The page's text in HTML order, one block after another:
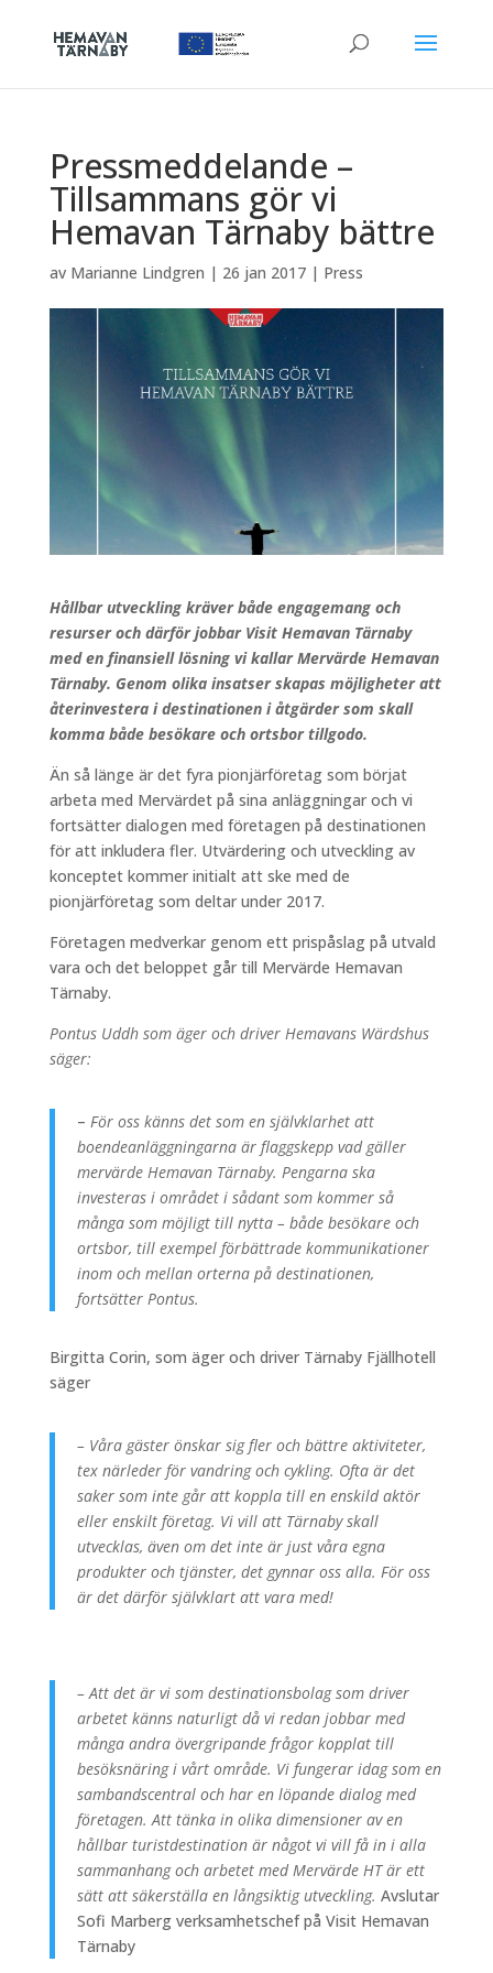
Pressmeddelande –
Tillsammans gör vi
Hemavan Tärnaby bättre
av Marianne Lindgren | 26 jan 2017| Press
Hållbar utveckling kräver både engagemang och
resurser och därför jobbar Visit Hemavan Tärnaby
med en finansiell lösning vi kallar Mervärde Hemavan
Tärnaby. Genom olika insatser skapas möjligheter att
återinvestera i destinationen i åtgärder som skall
komma både besökare och ortsbor tillgodo.
Än så länge är det fyra pionjärföretag som börjat
arbeta med Mervärdet på sina anläggningar och vi
fortsätter dialogen med företagen på destinationen
för att inkludera fler. Utvärdering och utveckling av
konceptet kommer initialt att ske med de
pionjärföretag som deltar under 2017.
Företagen medverkar genom ett prispåslag på utvald
vara och det beloppet går till Mervärde Hemavan
Tärnaby.
Pontus Uddh som äger och driver Hemavans Wärdshus
säger:
– För oss känns det som en självklarhet att
boendeanläggningarna är flaggskepp vad gäller
mervärde Hemavan Tärnaby. Pengarna ska
investeras i området i sådant som kommer så
många som möjligt till nytta – både besökare och
ortsbor, till exempel förbättrade kommunikationer
inom och mellan orterna på destinationen,
fortsätter Pontus.
Birgitta Corin, som äger och driver Tärnaby Fjällhotell
säger
– Våra gäster önskar sig fler och bättre aktiviteter,
tex närleder för vandring och cykling. Ofta är det
saker som inte går att koppla till en enskild aktör
eller enskilt företag. Vi vill att Tärnaby skall
utvecklas, även om det inte är just våra egna
produkter och tjänster, det gynnar oss alla. För oss
är det därför självklart att vara med!
– Att det är vi som destinationsbolag som driver
arbetet känns naturligt då vi redan jobbar med
många andra övergripande frågor kopplat till
besöksnäring i vårt område. Vi fungerar idag som en
sambandscentral och har en löpande dialog med
företagen. Att tänka in olika dimensioner av en
hållbar turistdestination är något vi vill få in i alla
sammanhang och arbetet med Mervärde HT är ett
sätt att säkerställa en långsiktig utveckling. Avslutar
Sofi Marberg verksamhetschef på Visit Hemavan
Tärnaby